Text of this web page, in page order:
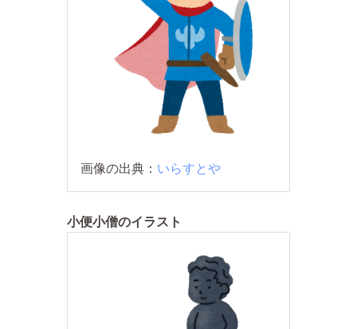
画像の出典： いらすとや
小便小僧のイラスト